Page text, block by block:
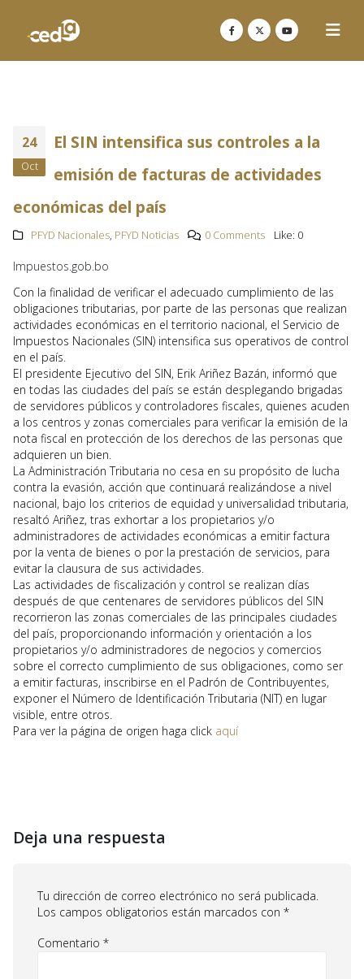
24
Oct
El SIN intensifica sus controles a la
emisión de facturas de actividades
económicas del país
PFYD Nacionales, PFYD Noticias 0 Comments Like: 0
Impuestos.gob.bo
Con la finalidad de verificar el adecuado cumplimiento de las
obligaciones tributarias, por parte de las personas que realizan
actividades económicas en el territorio nacional, el Servicio de
Impuestos Nacionales (SIN) intensifica sus operativos de control
en el país.
El presidente Ejecutivo del SIN, Erik Ariñez Bazán, informó que
en todas las ciudades del país se están desplegando brigadas
de servidores públicos y controladores fiscales, quienes acuden
a los centros y zonas comerciales para verificar la emisión de la
nota fiscal en protección de los derechos de las personas que
adquieren un bien.
La Administración Tributaria no cesa en su propósito de lucha
contra la evasión, acción que continuará realizándose a nivel
nacional, bajo los criterios de equidad y universalidad tributaria,
resaltó Ariñez, tras exhortar a los propietarios y/o
administradores de actividades económicas a emitir factura
por la venta de bienes o por la prestación de servicios, para
evitar la clausura de sus actividades.
Las actividades de fiscalización y control se realizan días
después de que centenares de servidores públicos del SIN
recorrieron las zonas comerciales de las principales ciudades
del país, proporcionando información y orientación a los
propietarios y/o administradores de negocios y comercios
sobre el correcto cumplimiento de sus obligaciones, como ser
a emitir facturas, inscribirse en el Padrón de Contribuyentes,
exponer el Número de Identificación Tributaria (NIT) en lugar
visible, entre otros.
Para ver la página de origen haga click aquí
Deja una respuesta
Tu dirección de correo electrónico no será publicada.
Los campos obligatorios están marcados con *
Comentario *